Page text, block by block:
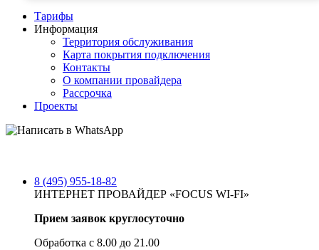
Тарифы
Информация
Территория обслуживания
Карта покрытия подключения
Контакты
О компании провайдера
Рассрочка
Проекты
8 (495) 955-18-82
ИНТЕРНЕТ ПРОВАЙДЕР «FOCUS WI-FI»
Прием заявок круглосуточно
Обработка с 8.00 до 21.00